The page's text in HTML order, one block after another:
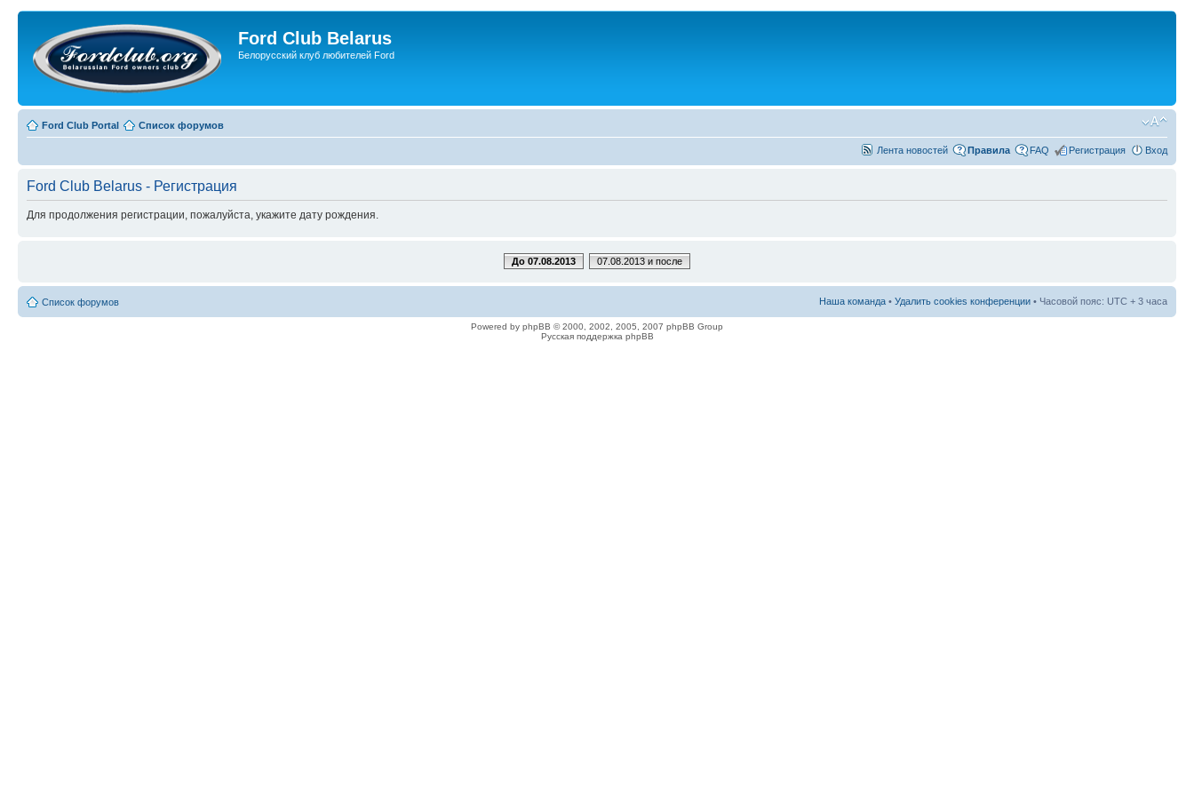
Ford Club Belarus
Белорусский клуб любителей Ford
Ford Club Portal Список форумов
Лента новостей Правила FAQ Регистрация Вход
Ford Club Belarus - Регистрация
Для продолжения регистрации, пожалуйста, укажите дату рождения.
До 07.08.2013 07.08.2013 и после
Список форумов Наша команда • Удалить cookies конференции • Часовой пояс: UTC + 3 часа
Powered by phpBB © 2000, 2002, 2005, 2007 phpBB Group
Русская поддержка phpBB